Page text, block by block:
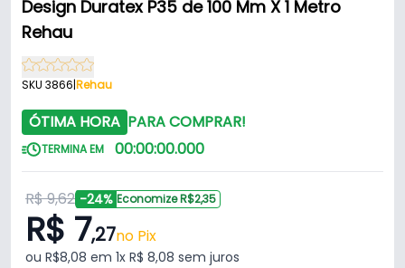
Design Duratex P35 de 100 Mm X 1 Metro
Rehau
SKU 3866|Rehau
ÓTIMA HORA PARA COMPRAR!
TERMINA EM 00:00:00.000
R$ 9,62 -24% Economize R$2,35
R$ 7,27no Pix
ou R$8,08 em 1x R$ 8,08 sem juros